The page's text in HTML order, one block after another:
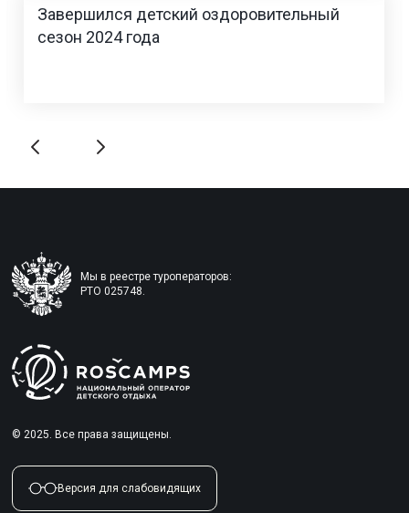
Завершился детский оздоровительный
сезон 2024 года
Мы в реестре туроператоров:
РТО 025748.
© 2025. Все права защищены.
Версия для слабовидящих